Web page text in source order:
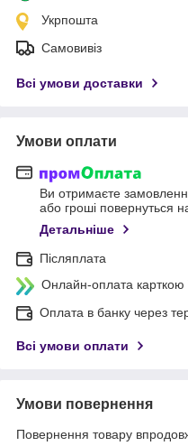
Укрпошта
Самовивіз
Всі умови доставки
Умови оплати
Ви отримаєте
або гроші повернуться
Детальніше
Післяплата
Онлайн-оплата
Оплата в банку через
Всі умови оплати
Умови повернення
Повернення товару